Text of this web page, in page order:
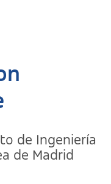
de Ingeniería
de Madrid